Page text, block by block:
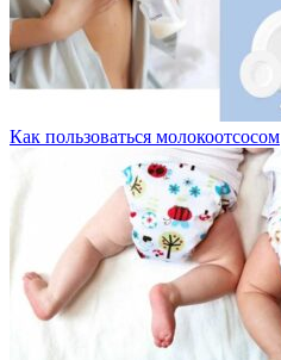
Как пользоваться молокоотсосом